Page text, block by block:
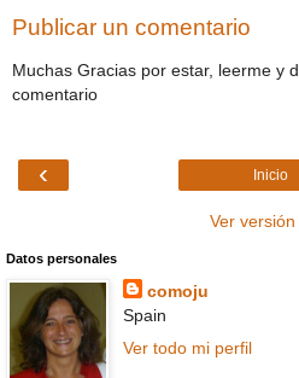
Publicar un comentario
Muchas Gracias por estar, leerme y
comentario
‹ Inicio
Ver versión
Datos personales
comoju
Spain
Ver todo mi perfil